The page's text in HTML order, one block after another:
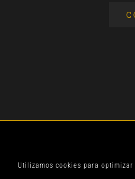
Utilizamos cookies para